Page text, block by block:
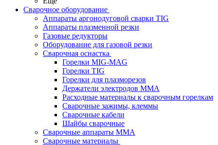
Сварочное оборудование
Аппараты аргонодуговой сварки TIG
Аппараты плазменной резки
Газовые редукторы
Оборудование для газовой резки
Сварочная оснастка
Горелки MIG-MAG
Горелки TIG
Горелки для плазморезов
Держатели электродов ММА
Расходные материалы к сварочным горелкам
Сварочные зажимы, клеммы
Сварочные кабели
Шайбы сварочные
Сварочные аппараты MMA
Сварочные материалы